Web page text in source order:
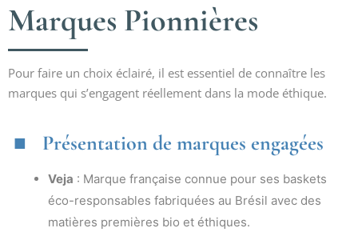
Marques Pionnières
Pour faire un choix éclairé, il est essentiel de connaître les
marques qui s’engagent réellement dans la mode éthique.
Présentation de marques engagées
Veja : Marque française connue pour ses baskets
éco-responsables fabriquées au Brésil avec des
matières premières bio et éthiques.